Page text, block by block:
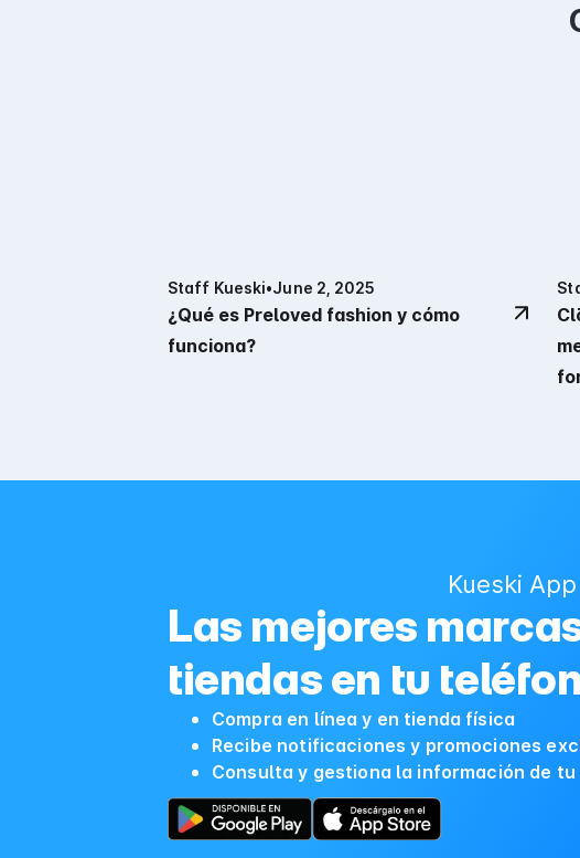
Staff Kueski•June 2, 2025
¿Qué es Preloved fashion y cómo
funciona?
Kueski App
Las mejores
tiendas en tu
Compra en línea y en tienda física
Recibe notificaciones y promociones
Consulta y gestiona la información de